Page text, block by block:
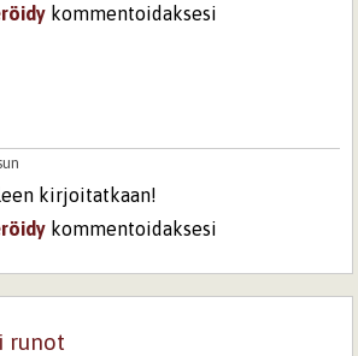
kommentoidaksesi
kirjoitatkaan!
kommentoidaksesi
runot